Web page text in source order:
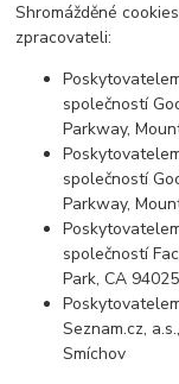
Shromážděné
zpracovateli:
společností
Parkway,
společností
Parkway,
společností
Park, CA
Seznam.cz,
Smíchov